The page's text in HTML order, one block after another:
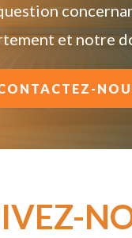
et notre